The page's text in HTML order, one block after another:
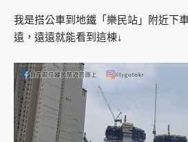
我是搭公車到地鐵「樂民站」附近下
遠，遠遠就能看到這棟↓